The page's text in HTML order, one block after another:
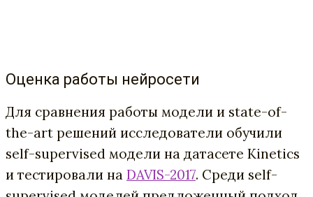
Оценка работы нейросети
Для сравнения работы модели и state-of-
the-art решений исследователи обучили
self-supervised модели на датасете Kinetics
и тестировали на DAVIS-2017. Среди self-